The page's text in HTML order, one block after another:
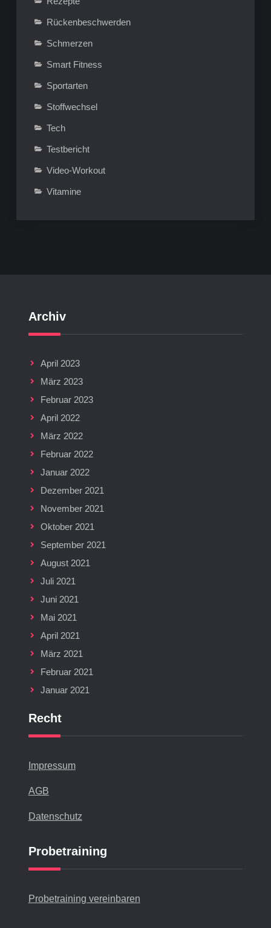
Rückenbeschwerden
Schmerzen
Smart Fitness
Sportarten
Stoffwechsel
Tech
Testbericht
Video-Workout
Vitamine
Archiv
April 2023
März 2023
Februar 2023
April 2022
März 2022
Februar 2022
Januar 2022
Dezember 2021
November 2021
Oktober 2021
September 2021
August 2021
Juli 2021
Juni 2021
Mai 2021
April 2021
März 2021
Februar 2021
Januar 2021
Recht
Impressum
AGB
Datenschutz
Probetraining
Probetraining vereinbaren